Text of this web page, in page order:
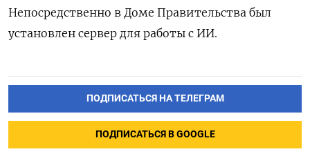
Непосредственно в Доме Правительства был
установлен сервер для работы с ИИ.
ПОДПИСАТЬСЯ НА ТЕЛЕГРАМ
ПОДПИСАТЬСЯ В GOOGLE